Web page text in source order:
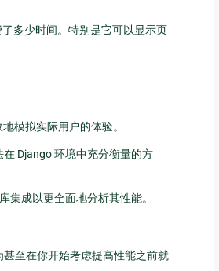
多少时间。特别是它可以显示页
模拟实际用户的体验。
Django 环境中充分衡量的方
集成以更全面地分析其性能。
至在你开始考虑提高性能之前就